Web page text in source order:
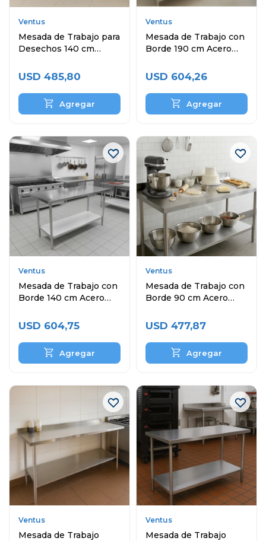
Ventus
Mesada de Trabajo para
Desechos 140 cm
USD 485,80
Ventus
Mesada de Trabajo con
Borde 190 cm Acero
USD 604,26
Ventus
Mesada de Trabajo con
Borde 140 cm Acero
USD 604,75
Ventus
Mesada de Trabajo con
Borde 90 cm Acero
USD 477,87
Ventus
Mesada de Trabajo
Ventus
Mesada de Trabajo